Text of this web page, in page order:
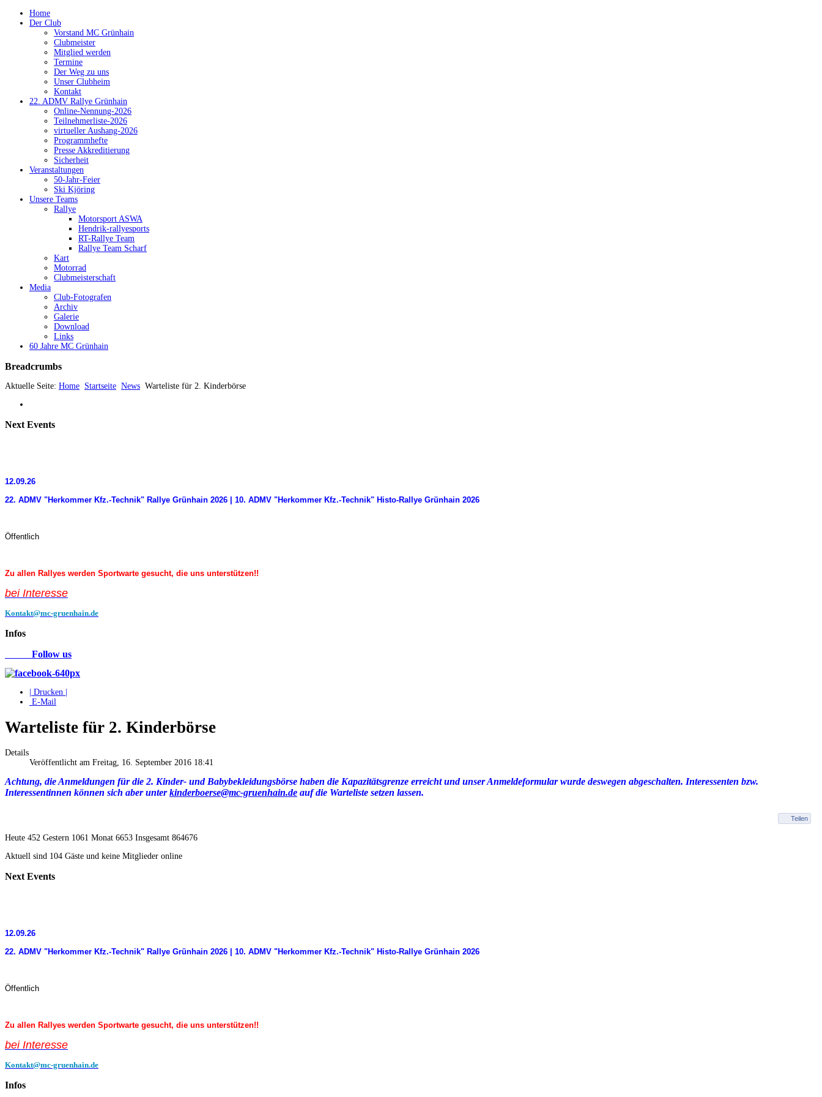
Home
Der Club
Vorstand MC Grünhain
Clubmeister
Mitglied werden
Termine
Der Weg zu uns
Unser Clubheim
Kontakt
22. ADMV Rallye Grünhain
Online-Nennung-2026
Teilnehmerliste-2026
virtueller Aushang-2026
Programmhefte
Presse Akkreditierung
Sicherheit
Veranstaltungen
50-Jahr-Feier
Ski Kjöring
Unsere Teams
Rallye
Motorsport ASWA
Hendrik-rallyesports
RT-Rallye Team
Rallye Team Scharf
Kart
Motorrad
Clubmeisterschaft
Media
Club-Fotografen
Archiv
Galerie
Download
Links
60 Jahre MC Grünhain
Breadcrumbs
Aktuelle Seite: Home Startseite News Warteliste für 2. Kinderbörse
Next Events
12.09.26
22. ADMV "Herkommer Kfz.-Technik" Rallye Grünhain 2026 | 10. ADMV "Herkommer Kfz.-Technik" Histo-Rallye Grünhain 2026
Öffentlich
Zu allen Rallyes werden Sportwarte gesucht, die uns unterstützen!!
bei Interesse
Kontakt@mc-gruenhain.de
Infos
Follow us
| Drucken |
E-Mail
Warteliste für 2. Kinderbörse
Details
Veröffentlicht am Freitag, 16. September 2016 18:41
Achtung, die Anmeldungen für die 2. Kinder- und Babybekleidungsbörse haben die Kapazitätsgrenze erreicht und unser Anmeldeformular wurde deswegen abgeschalten. Interessenten bzw.
Interessentinnen können sich aber unterkinderboerse@mc-gruenhain.de auf die Warteliste setzen lassen.
Teilen
Heute 452 Gestern 1061 Monat 6653 Insgesamt 864676
Aktuell sind 104 Gäste und keine Mitglieder online
Next Events
12.09.26
22. ADMV "Herkommer Kfz.-Technik" Rallye Grünhain 2026 | 10. ADMV "Herkommer Kfz.-Technik" Histo-Rallye Grünhain 2026
Öffentlich
Zu allen Rallyes werden Sportwarte gesucht, die uns unterstützen!!
bei Interesse
Kontakt@mc-gruenhain.de
Infos